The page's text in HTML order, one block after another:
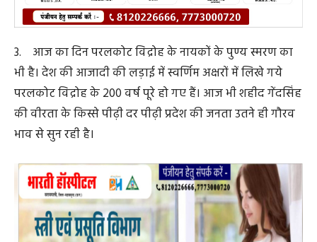
6. छत्तीसगढ़ की पुण्य धरा प्राकृतिक संसाधनों से सम्पन्न है।
हमारे पास समृद्ध सांस्कृतिक धरोहर हैं और अपार उत्साह समेटे हुए
विपुल मानव संसाधन हैं। एक नवंबर 2000 को जब यह राज्य बना,
तब हमने एक सपना देखा था, एक विकसित, आत्मनिर्भर और
समावेशी छत्तीसगढ़ का। आज मैं गर्व से कह सकता हूँ कि हम उस
दिशा में तेजी से आगे बढ़़ रहे हैं।
सेनानियों को नमन करते हैं, जिन्होंने आपातकाल के बेहद कठिन
दौर में यातनाओं की परवाह न करते हुए लोकतंत्र की मशाल थामें
रखी।